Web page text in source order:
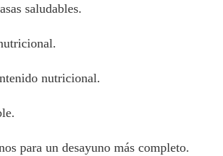
saludables.
nutricional.
para un desayuno más completo.